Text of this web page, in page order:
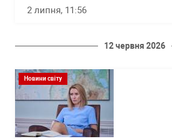
2 липня, 11:56
12 червня 2026
Новини світу